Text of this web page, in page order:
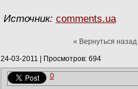
Источник: comments.ua
« Вернуться назад
24-03-2011 Просмотров: 694
0